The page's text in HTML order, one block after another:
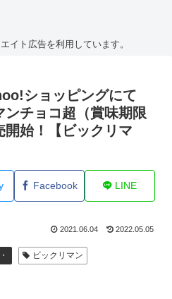
イト広告を利用しています。
ショッピングにて
ンチョコ超（賞味期限
始！【ビックリマ
Facebook LINE
2021.06.04 2022.05.05
ビックリマン